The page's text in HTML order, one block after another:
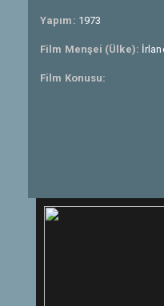
Yapım: 1973
Film Menşei (Ülke):
Film Konusu: